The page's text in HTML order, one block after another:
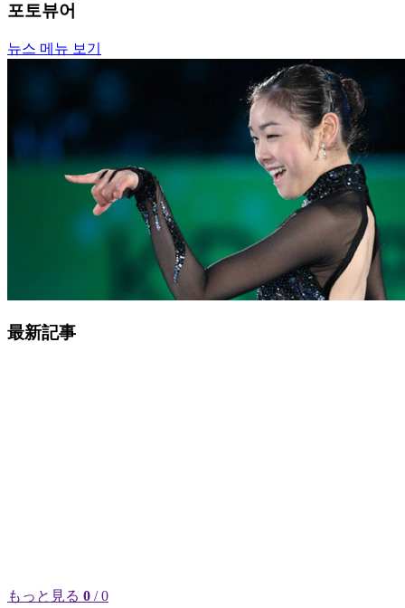
포토뷰어
뉴스 메뉴 보기
最新記事
もっと見る 0 / 0